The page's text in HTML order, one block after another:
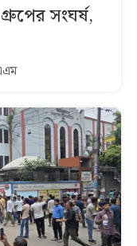
সংঘর্ষ,